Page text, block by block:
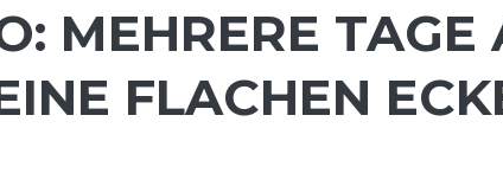
MEHRERE TAGE
FLACHEN